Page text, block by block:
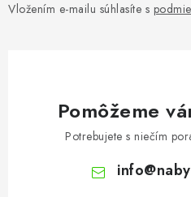
Vložením e-mailu súhlasíte s
Pomôžeme
Potrebujete s niečím
info@